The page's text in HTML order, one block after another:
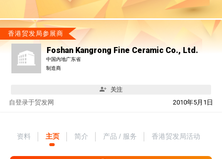
香港贸发局参展商
Foshan Kangrong Fine Ceramic Co., Ltd.
中国内地广东省
制造商
关注
自 2010年5月1日
登录于贸发网
资料 主页 简介 产品 / 服务 香港贸发局活动